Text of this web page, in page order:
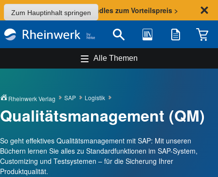
Zum Hauptinhalt springen
Sommer-Aktion: Bundles zum Vorteilspreis >
Suche Bibliothek Merkliste
Alle Themen
Rheinwerk Verlag SAP Logistik
Qualitätsmanagement (QM)
So geht effektives Qualitätsmanagement mit SAP: Mit unseren
Büchern lernen Sie alles zu Standardfunktionen im SAP-System,
Customizing und Testsystemen – für die Sicherung Ihrer
Produktqualität.